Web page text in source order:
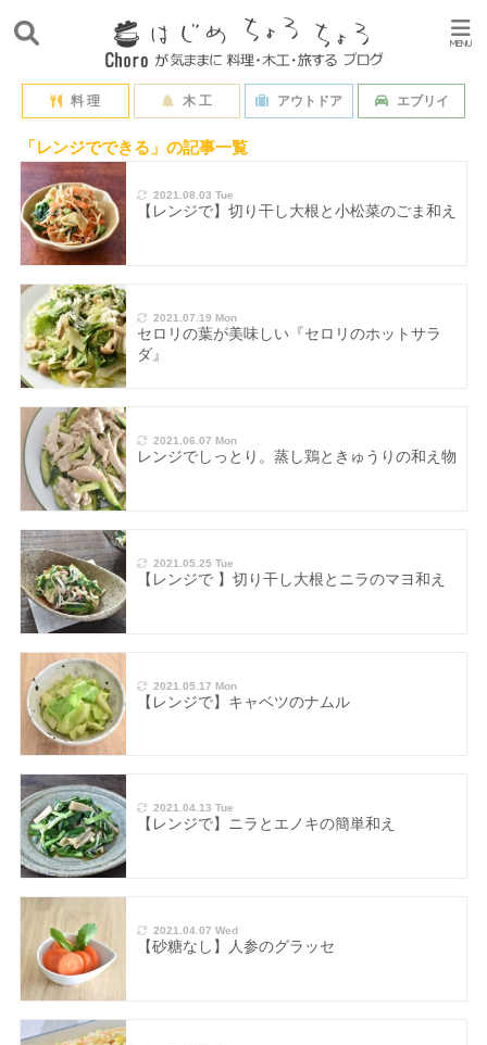
料 理 木 工 アウトドア エブリイ
「レンジでできる」の記事一覧
2021.08.03 Tue
【レンジで】切り干し大根と小松菜のごま和え
2021.07.19 Mon
セロリの葉が美味しい『セロリのホットサラ
ダ』
2021.06.07 Mon
レンジでしっとり。蒸し鶏ときゅうりの和え物
2021.05.25 Tue
【レンジで 】切り干し大根とニラのマヨ和え
2021.05.17 Mon
【レンジで】キャベツのナムル
2021.04.13 Tue
【レンジで】ニラとエノキの簡単和え
2021.04.07 Wed
【砂糖なし】人参のグラッセ